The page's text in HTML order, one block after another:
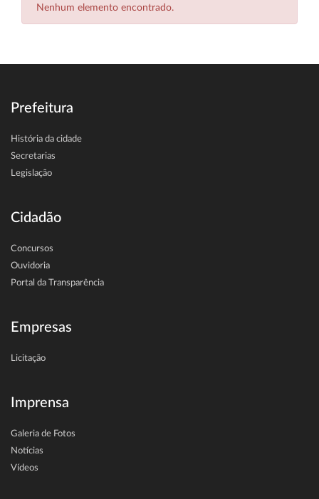
Nenhum elemento encontrado.
Prefeitura
História da cidade
Secretarias
Legislação
Cidadão
Concursos
Ouvidoria
Portal da Transparência
Empresas
Licitação
Imprensa
Galeria de Fotos
Notícias
Vídeos